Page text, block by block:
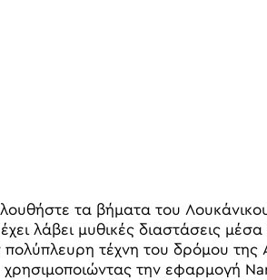
τα βήματα του
λάβει μυθικές διαστάσεις μέσα
πολύπλευρη τέχνη του δρόμου
χρησιμοποιώντας την εφαρμογή